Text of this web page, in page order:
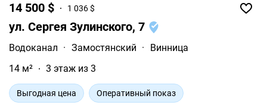
14 500 $ 1 036 $
ул. Сергея Зулинского, 7
Водоканал · Замостянский ·
Винница
14 м²
3 этаж из 3
Выгодная цена Оперативный показ